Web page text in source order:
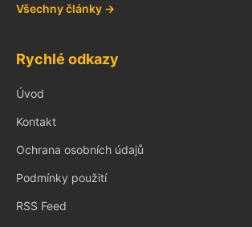
Všechny články →
Rychlé odkazy
Úvod
Kontakt
Ochrana osobních údajů
Podmínky použití
RSS Feed